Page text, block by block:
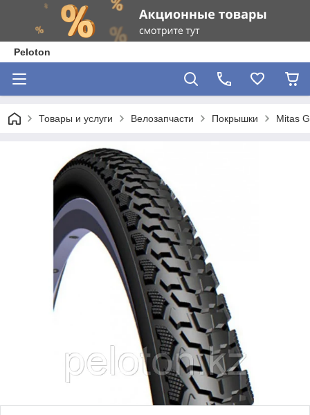
Peloton
Товары и услуги Велозапчасти Покрышки Mitas